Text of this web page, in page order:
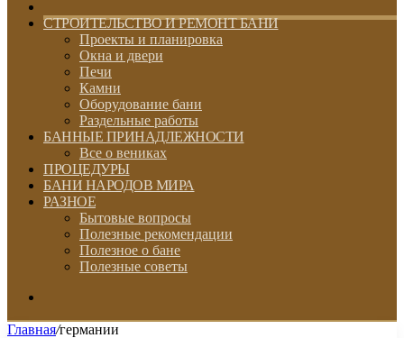
СТРОИТЕЛЬСТВО И РЕМОНТ БАНИ
Проекты и планировка
Окна и двери
Печи
Камни
Оборудование бани
Раздельные работы
БАННЫЕ ПРИНАДЛЕЖНОСТИ
Все о вениках
ПРОЦЕДУРЫ
БАНИ НАРОДОВ МИРА
РАЗНОЕ
Бытовые вопросы
Полезные рекомендации
Полезное о бане
Полезные советы
Главная/германии